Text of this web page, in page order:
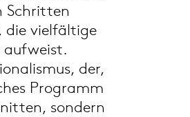
Schritten
die vielfältige
aufweist.
der,
Programm
sondern